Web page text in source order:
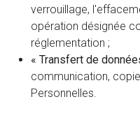
verrouillage,
opération désignée
réglementation ;
« Transfert de
communication,
Personnelles.